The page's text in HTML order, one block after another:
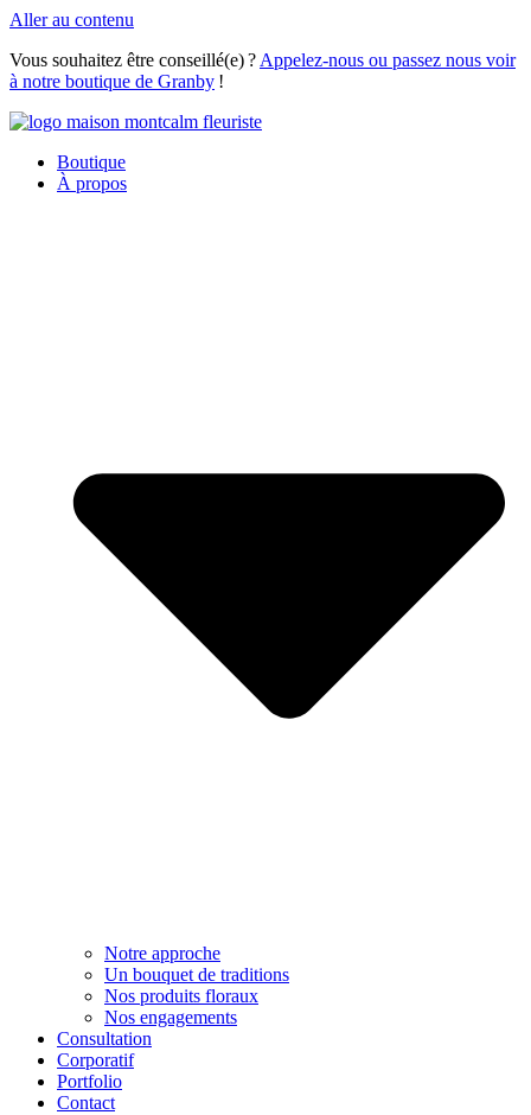
Aller au contenu
Vous souhaitez être conseillé(e) ? Appelez-nous ou passez nous voir
à notre boutique de Granby !
Boutique
À propos
Notre approche​
Un bouquet de traditions
Nos produits floraux
Nos engagements
Consultation
Corporatif
Portfolio
Contact